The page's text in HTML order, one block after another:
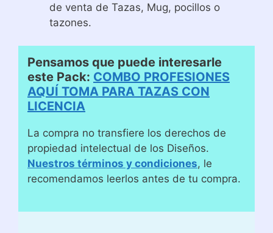
de venta de Tazas, Mug, pocillos o
tazones.
Pensamos que puede interesarle
este Pack: COMBO PROFESIONES
AQUÍ TOMA PARA TAZAS CON
LICENCIA
La compra no transfiere los derechos de
propiedad intelectual de los Diseños.
Nuestros términos y condiciones, le
recomendamos leerlos antes de tu compra.